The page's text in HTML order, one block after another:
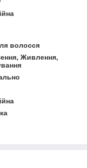
волосся
Живлення,